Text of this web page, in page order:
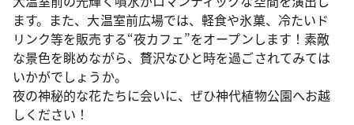
ます。また、大温室前広場では、軽食や氷菓、冷たいド
リンク等を販売する“夜カフェ”をオープンします！素敵
な景色を眺めながら、贅沢なひと時を過ごされてみては
いかがでしょうか。
夜の神秘的な花たちに会いに、ぜひ神代植物公園へお越
しください！